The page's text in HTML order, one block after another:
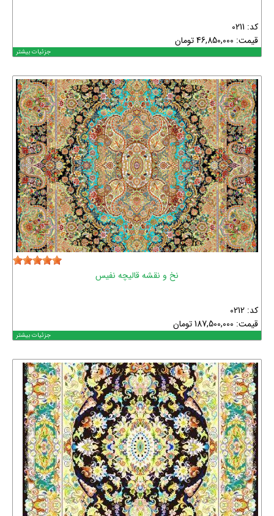
کد: 0211
قیمت: 46,850,000تومان
جزئیات بیشتر
نخ و نقشه قالیچه نفیس
کد: 0212
قیمت: 187,500,000تومان
جزئیات بیشتر